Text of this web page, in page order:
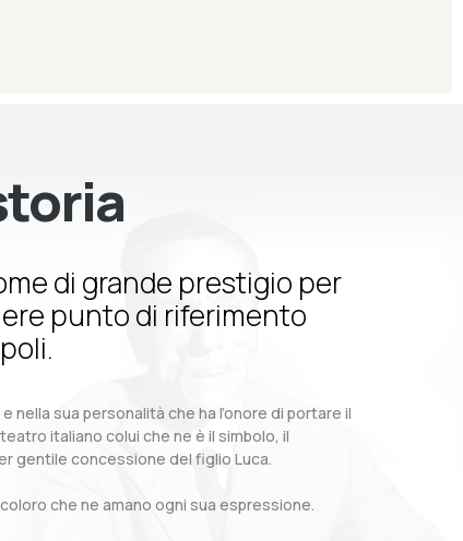
di grande prestigio per
punto di riferimento
nella sua personalità che ha l’onore di portare il
italiano colui che ne è il simbolo, il
gentile concessione del figlio Luca.
che ne amano ogni sua espressione.